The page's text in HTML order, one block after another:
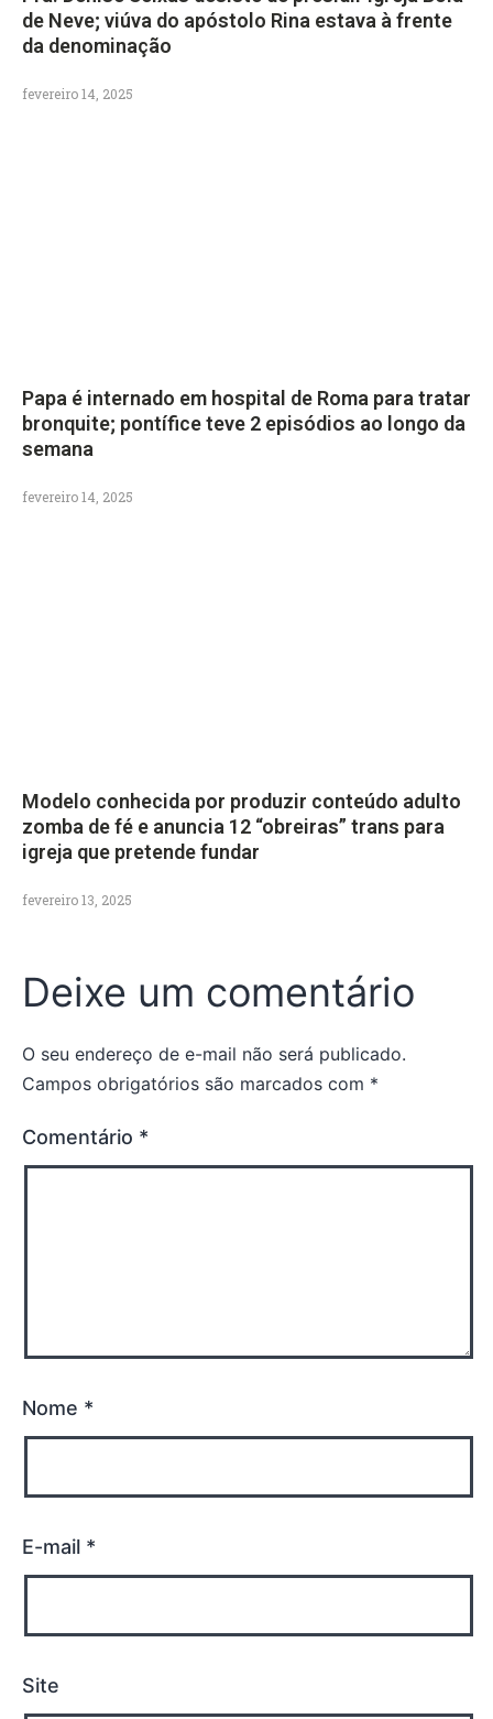
de Neve; viúva do apóstolo Rina estava à frente
da denominação
fevereiro 14, 2025
Papa é internado em hospital de Roma para tratar
bronquite; pontífice teve 2 episódios ao longo da
semana
fevereiro 14, 2025
Modelo conhecida por produzir conteúdo adulto
zomba de fé e anuncia 12 “obreiras” trans para
igreja que pretende fundar
fevereiro 13, 2025
Deixe um comentário
O seu endereço de e-mail não será publicado.
Campos obrigatórios são marcados com *
Comentário *
Nome *
E-mail *
Site